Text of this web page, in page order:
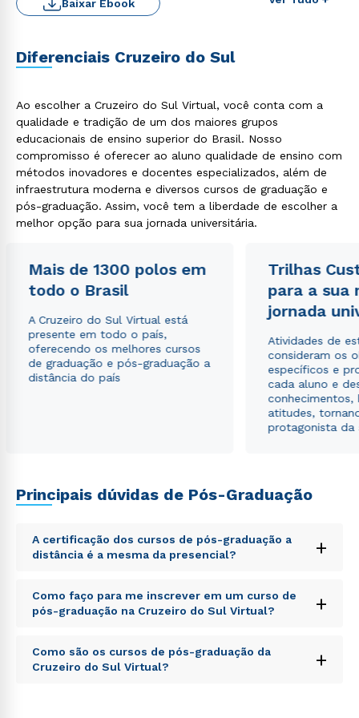
Baixar Ebook
Diferenciais Cruzeiro do Sul
Ao escolher a Cruzeiro do Sul Virtual, você conta com a
qualidade e tradição de um dos maiores grupos
educacionais de ensino superior do Brasil. Nosso
compromisso é oferecer ao aluno qualidade de ensino com
métodos inovadores e docentes especializados, além de
infraestrutura moderna e diversos cursos de graduação e
pós-graduação. Assim, você tem a liberdade de escolher a
melhor opção para sua jornada universitária.
Mais de 1300 polos em
todo o Brasil
A Cruzeiro do Sul Virtual está
presente em todo o país,
oferecendo os melhores cursos
de graduação e pós-graduação a
distância do país
Trilhas
para a sua
jornada
Atividades de
consideram os
específicos e
cada aluno e
conhecimentos,
atitudes,
protagonista da
Principais dúvidas de Pós-Graduação
A certificação dos cursos de pós-graduação a
distância é a mesma da presencial?
+
Sed ut perspiciatis unde omnis iste natus error sit
voluptatem accusantium doloremque laudantium,
totam rem aperiam, eaque ipsa quae ab illo inventore
explicabo. Nemo enim ipsam voluptatem quia
voluptas sit aspernatur aut odit aut fugit, sed quia
Como faço para me inscrever em um curso de
pós-graduação na Cruzeiro do Sul Virtual?
+
Sed ut perspiciatis unde omnis iste natus error sit
voluptatem accusantium doloremque laudantium,
Como são os cursos de pós-graduação da
Cruzeiro do Sul Virtual?
+
Rápido e fácil
WhatsApp
ou
Estou de acordo com a Política de Privacidade.e
autorizo que meus dados sejam utilizados para o
envio de conteúdos da Cruzeiro do Sul.